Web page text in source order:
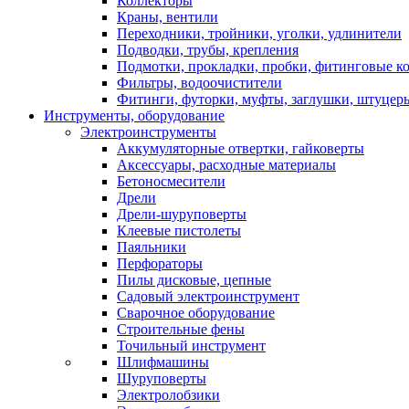
Краны, вентили
Переходники, тройники, уголки, удлинители
Подводки, трубы, крепления
Подмотки, прокладки, пробки, фитинговые
Фильтры, водоочистители
Фитинги, футорки, муфты, заглушки,
Инструменты, оборудование
Электроинструменты
Аккумуляторные отвертки, гайковерты
Аксессуары, расходные материалы
Бетоносмесители
Дрели
Дрели-шуруповерты
Клеевые пистолеты
Паяльники
Перфораторы
Пилы дисковые, цепные
Садовый электроинструмент
Сварочное оборудование
Строительные фены
Точильный инструмент
Шлифмашины
Шуруповерты
Электролобзики